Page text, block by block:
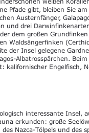
Pfade gibt, bleiben Sie
Austernfänger,
und drei
dem großen
Waldsängerfinken
der Insel gelegene
Albatrosspärchen.
kalifornischer Engelfisch,
interessante Insel,
erkunden: große
Nazca-Tölpels und des